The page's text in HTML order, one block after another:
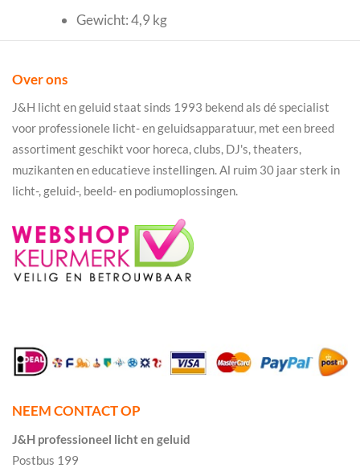
Gewicht: 4,9 kg
Over ons
J&H licht en geluid staat sinds 1993 bekend als dé specialist
voor professionele licht- en geluidsapparatuur, met een breed
assortiment geschikt voor horeca, clubs, DJ's, theaters,
muzikanten en educatieve instellingen. Al ruim 30 jaar sterk in
licht-, geluid-, beeld- en podiumoplossingen.
NEEM CONTACT OP
J&H professioneel licht en geluid
Postbus 199